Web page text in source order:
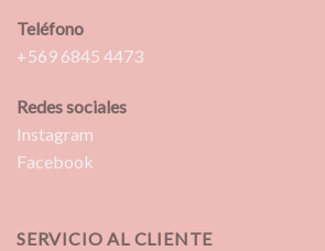
Teléfono
+569 6845 4473
Redes sociales
Instagram
Facebook
SERVICIO AL CLIENTE